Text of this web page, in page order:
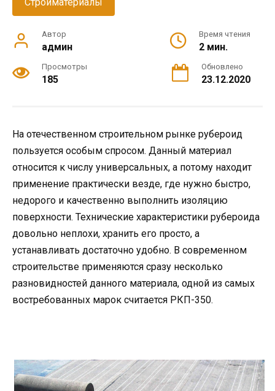
Автор
админ
Время чтения
2 мин.
Просмотры
185
Обновлено
23.12.2020
На отечественном строительном рынке рубероид
пользуется особым спросом. Данный материал
относится к числу универсальных, а потому находит
применение практически везде, где нужно быстро,
недорого и качественно выполнить изоляцию
поверхности. Технические характеристики рубероида
довольно неплохи, хранить его просто, а
устанавливать достаточно удобно. В современном
строительстве применяются сразу несколько
разновидностей данного материала, одной из самых
востребованных марок считается РКП-350.